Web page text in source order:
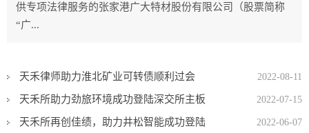
供专项法律服务的张家港广大特材股份有限公司（股票简称
“广...
2022-08-11
天禾律师助力淮北矿业可转债顺利过会
2022-07-15
天禾所助力劲旅环境成功登陆深交所主板
2022-06-07
天禾所再创佳绩，助力井松智能成功登陆